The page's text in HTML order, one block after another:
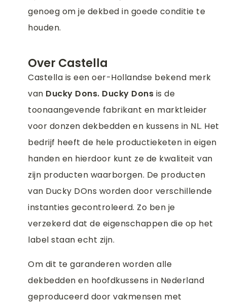
genoeg om je dekbed in goede conditie te
houden.
Over Castella
Castella is een oer-Hollandse bekend merk
van Ducky Dons. Ducky Dons is de
toonaangevende fabrikant en marktleider
voor donzen dekbedden en kussens in NL. Het
bedrijf heeft de hele productieketen in eigen
handen en hierdoor kunt ze de kwaliteit van
zijn producten waarborgen. De producten
van Ducky DOns worden door verschillende
instanties gecontroleerd. Zo ben je
verzekerd dat de eigenschappen die op het
label staan echt zijn.
Om dit te garanderen worden alle
dekbedden en hoofdkussens in Nederland
geproduceerd door vakmensen met